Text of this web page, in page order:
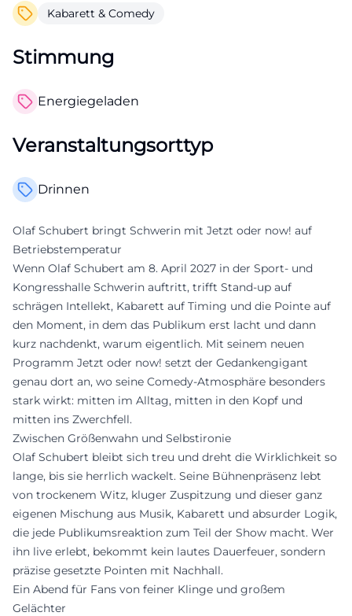
Kabarett & Comedy
Stimmung
Energiegeladen
Veranstaltungsorttyp
Drinnen
Olaf Schubert bringt Schwerin mit Jetzt oder now! auf
Betriebstemperatur
Wenn Olaf Schubert am 8. April 2027 in der Sport- und
Kongresshalle Schwerin auftritt, trifft Stand-up auf
schrägen Intellekt, Kabarett auf Timing und die Pointe auf
den Moment, in dem das Publikum erst lacht und dann
kurz nachdenkt, warum eigentlich. Mit seinem neuen
Programm Jetzt oder now! setzt der Gedankengigant
genau dort an, wo seine Comedy-Atmosphäre besonders
stark wirkt: mitten im Alltag, mitten in den Kopf und
mitten ins Zwerchfell.
Zwischen Größenwahn und Selbstironie
Olaf Schubert bleibt sich treu und dreht die Wirklichkeit so
lange, bis sie herrlich wackelt. Seine Bühnenpräsenz lebt
von trockenem Witz, kluger Zuspitzung und dieser ganz
eigenen Mischung aus Musik, Kabarett und absurder Logik,
die jede Publikumsreaktion zum Teil der Show macht. Wer
ihn live erlebt, bekommt kein lautes Dauerfeuer, sondern
präzise gesetzte Pointen mit Nachhall.
Ein Abend für Fans von feiner Klinge und großem
Gelächter